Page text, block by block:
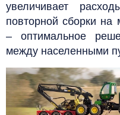
увеличивает
повторной сборки на
– оптимальное
между населенными